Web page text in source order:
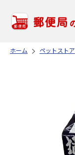
ホーム ペットストア